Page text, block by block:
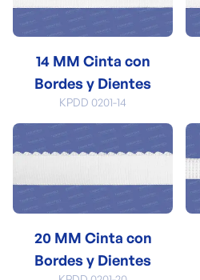
14 MM Cinta con
Bordes y Dientes
KPDD 0201-14
20 MM Cinta con
Bordes y Dientes